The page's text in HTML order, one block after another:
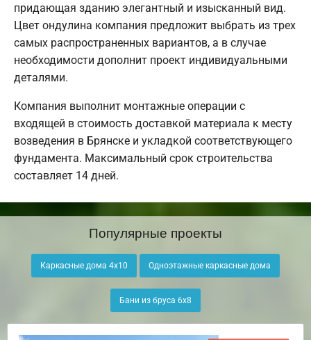
придающая зданию элегантный и изысканный вид.
Цвет ондулина компания предложит выбрать из трех
самых распространенных вариантов, а в случае
необходимости дополнит проект индивидуальными
деталями.
Компания выполнит монтажные операции с
входящей в стоимость доставкой материала к месту
возведения в Брянске и укладкой соответствующего
фундамента. Максимальный срок строительства
составляет 14 дней.
Популярные проекты
Каркасные дома 4х10 Одноэтажные каркасные дома
Бани из бруса 6х8